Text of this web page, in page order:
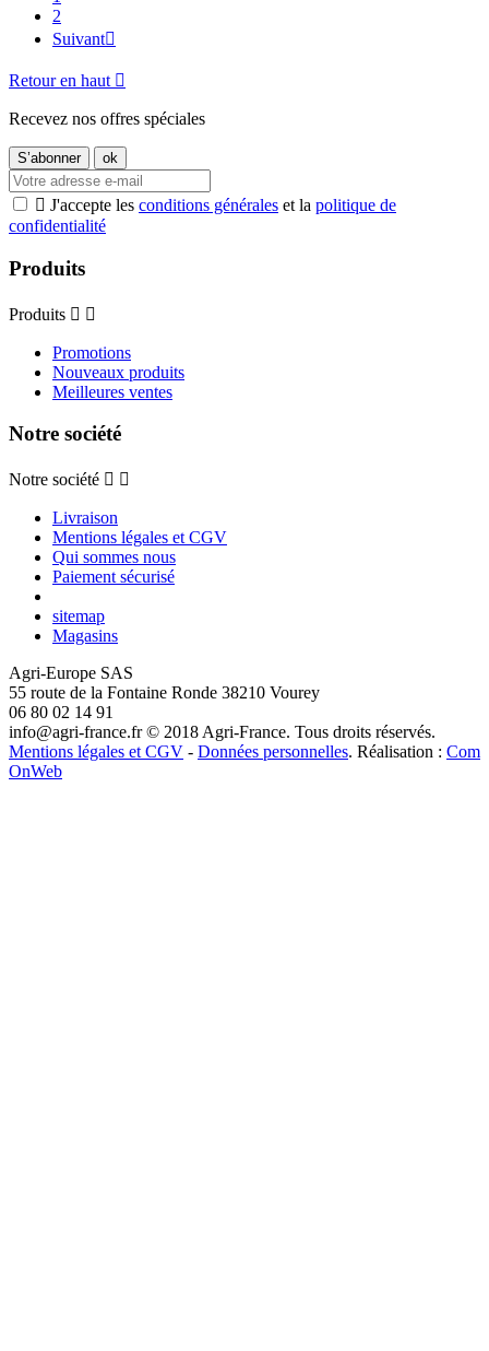
2
Suivant
Retour en haut 
Recevez nos offres spéciales
 J'accepte les conditions générales et la politique de
confidentialité
Produits
Produits  
Promotions
Nouveaux produits
Meilleures ventes
Notre société
Notre société  
Livraison
Mentions légales et CGV
Qui sommes nous
Paiement sécurisé
sitemap
Magasins
Agri-Europe SAS
55 route de la Fontaine Ronde 38210 Vourey
06 80 02 14 91
info@agri-france.fr © 2018 Agri-France. Tous droits réservés.
Mentions légales et CGV - Données personnelles. Réalisation : Com
OnWeb